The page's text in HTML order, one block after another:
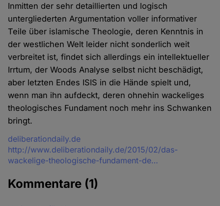
Inmitten der sehr detaillierten und logisch
untergliederten Argumentation voller informativer
Teile über islamische Theologie, deren Kenntnis in
der westlichen Welt leider nicht sonderlich weit
verbreitet ist, findet sich allerdings ein intellektueller
Irrtum, der Woods Analyse selbst nicht beschädigt,
aber letzten Endes ISIS in die Hände spielt und,
wenn man ihn aufdeckt, deren ohnehin wackeliges
theologisches Fundament noch mehr ins Schwanken
bringt.
Quelle
deliberationdaily.de
http://www.deliberationdaily.de/2015/02/das-
wackelige-theologische-fundament-de…
Kommentare (1)